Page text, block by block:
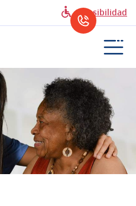
Accesibilidad